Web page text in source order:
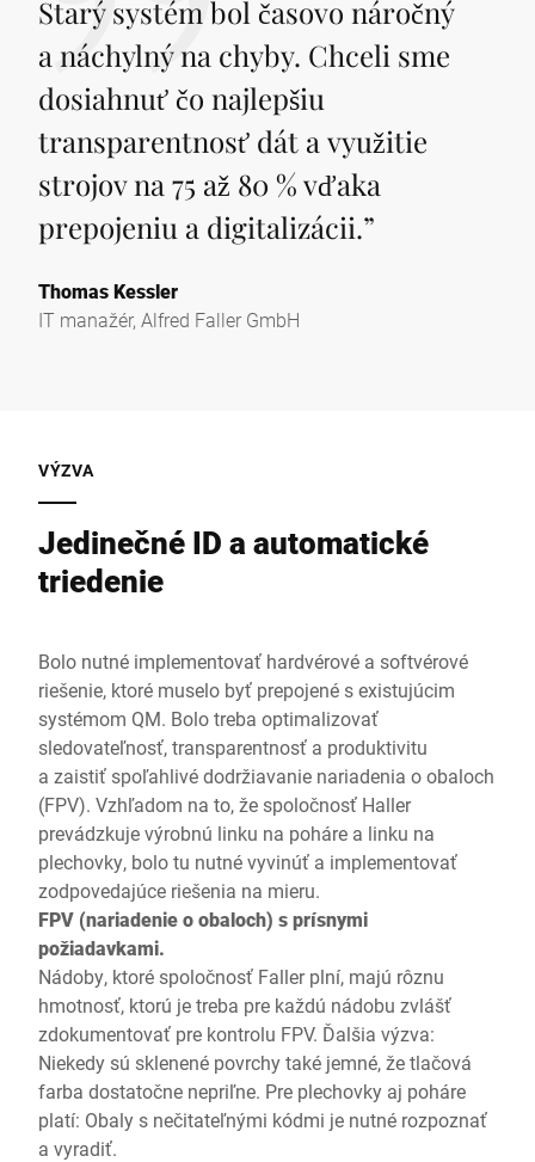
Starý systém bol časovo náročný
a náchylný na chyby. Chceli sme
dosiahnuť čo najlepšiu
transparentnosť dát a využitie
strojov na 75 až 80 % vďaka
prepojeniu a digitalizácii.”
Thomas Kessler
IT manažér, Alfred Faller GmbH
VÝZVA
Jedinečné ID a automatické
triedenie
Bolo nutné implementovať hardvérové a softvérové
riešenie, ktoré muselo byť prepojené s existujúcim
systémom QM. Bolo treba optimalizovať
sledovateľnosť, transparentnosť a produktivitu
a zaistiť spoľahlivé dodržiavanie nariadenia o obaloch
(FPV). Vzhľadom na to, že spoločnosť Haller
prevádzkuje výrobnú linku na poháre a linku na
plechovky, bolo tu nutné vyvinúť a implementovať
zodpovedajúce riešenia na mieru.
FPV (nariadenie o obaloch) s prísnymi
požiadavkami.
Nádoby, ktoré spoločnosť Faller plní, majú rôznu
hmotnosť, ktorú je treba pre každú nádobu zvlášť
zdokumentovať pre kontrolu FPV. Ďalšia výzva:
Niekedy sú sklenené povrchy také jemné, že tlačová
farba dostatočne nepriľne. Pre plechovky aj poháre
platí: Obaly s nečitateľnými kódmi je nutné rozpoznať
a vyradiť.